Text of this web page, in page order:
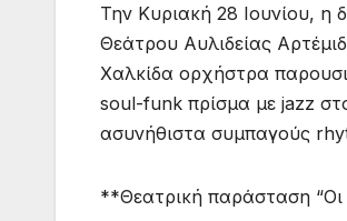
Την Κυριακή 28 Ιουνίου, η
Θεάτρου Αυλιδείας
Χαλκίδα ορχήστρα
soul-funk πρίσμα με jazz
ασυνήθιστα συμπαγούς
**Θεατρική παράσταση